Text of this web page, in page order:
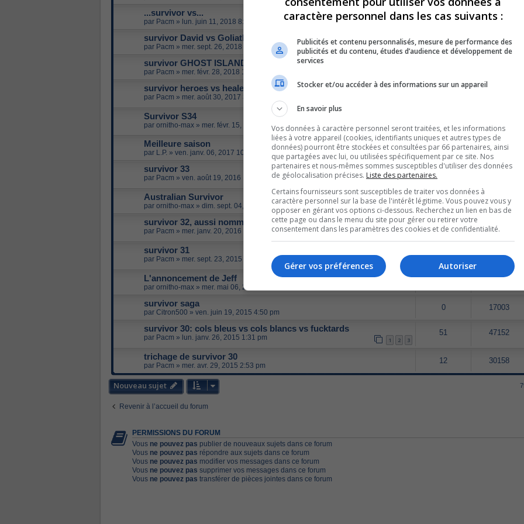
...survivor vs...
par Pacm » lun. juin 11, 2018 8:32 pm
1 7793
survivor David vs Goliath
par Pacm » mer. sept. 26, 2018 8:28 pm
10 13190
survivor GHOST ISLAND
par Pacm » mer. févr. 28, 2018 11:48 am
survivor heroes vs healers vs hemophiles
par Pacm » mer. août 30, 2017 3:54 pm
Survivor S34
par ornitho-max » mer. févr. 15, 2017 10:09 am 1 2
Meilleure saison
par L.P. » ven. janv. 06, 2017 10:45 pm
5 12625
survivor 33
par Pacm » ven. août 19, 2016 10:53 pm 1 2 3
Australian Survivor
par ornitho-max » dim. sept. 04, 2016 8:44 am
0 8646
survivor 32, aussi nommé survivor hopital
par Pacm » mer. janv. 20, 2016 11:24 pm 1 2 3 4
60 41001
survivor 31
par Pacm » mer. sept. 23, 2015 9:05 am 2
57 57206
L'annoncement de Jeff
par ornitho-max » mer. mai 06, 2015 5:28 pm
survivor saga
par Citron500 » ven. juin 19, 2015 4:50 pm
0 17003
survivor 30: cols bleus vs cols blancs vs fucktards
par Pacm » lun. janv. 26, 2015 1:31 pm 1 2 3
51 47152
trichage de survivor 30
par Pacm » mer. avr. 29, 2015 2:53 pm
12 30158
Nouveau sujet
Revenir à l’accueil du forum
PERMISSIONS DU FORUM
Vous ne pouvez pas publier de nouveaux sujets dans ce forum
Vous ne pouvez pas répondre aux sujets dans ce forum
Vous ne pouvez pas modifier vos messages dans ce forum
Vous ne pouvez pas supprimer vos messages dans ce forum
Vous ne pouvez pas transférer de pièces jointes dans ce forum
caractère personnel dans les cas suivants :
Publicités et contenu personnalisés, mesure de performance des
publicités et du contenu, études d’audience et développement de
services
Stocker et/ou accéder à des informations sur un appareil
En savoir plus
Vos données à caractère personnel seront traitées, et les informations
liées à votre appareil (cookies, identifiants uniques et autres types de
données) pourront être stockées et consultées par 66 partenaires, ainsi
que partagées avec lui, ou utilisées spécifiquement par ce site. Nos
partenaires et nous-mêmes sommes susceptibles d'utiliser des données
de géolocalisation précises. Liste des partenaires.
Certains fournisseurs sont susceptibles de traiter vos données à
caractère personnel sur la base de l'intérêt légitime. Vous pouvez vous y
opposer en gérant vos options ci-dessous. Recherchez un lien en bas de
cette page ou dans le menu du site pour gérer ou retirer votre
consentement dans les paramètres des cookies et de confidentialité.
Autoriser
Gérer vos préférences